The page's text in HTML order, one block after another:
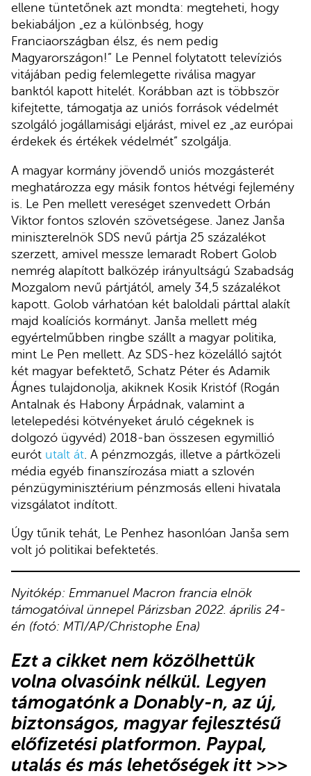
ellene tüntetőnek azt mondta: megteheti, hogy
bekiabáljon „ez a különbség, hogy
Franciaországban élsz, és nem pedig
Magyarországon!” Le Pennel folytatott televíziós
vitájában pedig felemlegette riválisa magyar
banktól kapott hitelét. Korábban azt is többször
kifejtette, támogatja az uniós források védelmét
szolgáló jogállamisági eljárást, mivel ez „az európai
érdekek és értékek védelmét” szolgálja.
A magyar kormány jövendő uniós mozgásterét
meghatározza egy másik fontos hétvégi fejlemény
is. Le Pen mellett vereséget szenvedett Orbán
Viktor fontos szlovén szövetségese. Janez Janša
miniszterelnök SDS nevű pártja 25 százalékot
szerzett, amivel messze lemaradt Robert Golob
nemrég alapított balközép irányultságú Szabadság
Mozgalom nevű pártjától, amely 34,5 százalékot
kapott. Golob várhatóan két baloldali párttal alakít
majd koalíciós kormányt. Janša mellett még
egyértelműbben ringbe szállt a magyar politika,
mint Le Pen mellett. Az SDS-hez közelálló sajtót
két magyar befektető, Schatz Péter és Adamik
Ágnes tulajdonolja, akiknek Kosik Kristóf (Rogán
Antalnak és Habony Árpádnak, valamint a
letelepedési kötvényeket áruló cégeknek is
dolgozó ügyvéd) 2018-ban összesen egymillió
eurót utalt át . A pénzmozgás, illetve a pártközeli
média egyéb finanszírozása miatt a szlovén
pénzügyminisztérium pénzmosás elleni hivatala
vizsgálatot indított.
Úgy tűnik tehát, Le Penhez hasonlóan Janša sem
volt jó politikai befektetés.
Nyitókép: Emmanuel Macron francia elnök
támogatóival ünnepel Párizsban 2022. április 24-
én (fotó: MTI/AP/Christophe Ena)
Ezt a cikket nem közölhettük
volna olvasóink nélkül. Legyen
támogatónka Donably-n, az új,
biztonságos, magyar fejlesztésű
előfizetési platformon. Paypal,
utalás és más lehetőségek itt >>>